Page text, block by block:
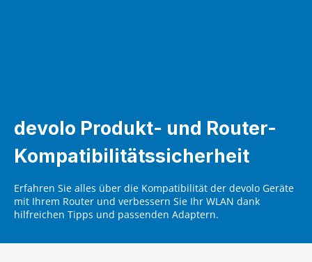
devolo Produkt- und Router-
Kompatibilitätssicherheit
Erfahren Sie alles über die Kompatibilität der devolo Geräte
mit Ihrem Router und verbessern Sie Ihr WLAN dank
hilfreichen Tipps und passenden Adaptern.